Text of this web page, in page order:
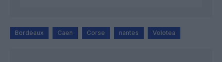
Bordeaux Caen Corse nantes Volotea